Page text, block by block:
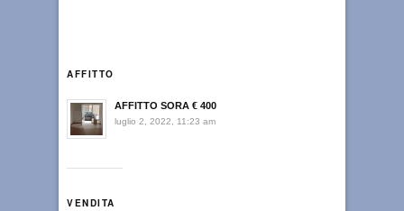
AFFITTO
AFFITTO SORA € 400
luglio 2, 2022, 11:23 am
VENDITA